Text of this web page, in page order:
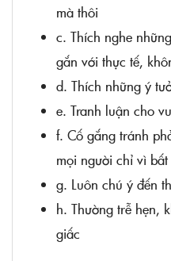
mà thôi
c. Thích nghe
gắn với thực tế,
d. Thích những ý
e. Tranh luận cho
f. Cố gắng tránh
mọi người chỉ vì
g. Luôn chú ý đến
h. Thường trễ hẹn,
giấc